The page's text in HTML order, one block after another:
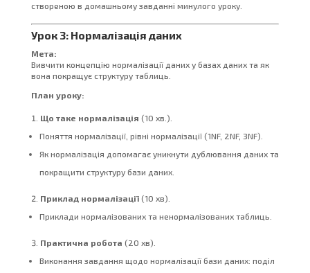
створеною в домашньому завданні минулого уроку.
Урок 3: Нормалізація даних
Мета:
Вивчити концепцію нормалізації даних у базах даних та як
вона покращує структуру таблиць.
План уроку:
Що таке нормалізація (10 хв.).
Поняття нормалізації, рівні нормалізації (1NF, 2NF, 3NF).
Як нормалізація допомагає уникнути дублювання даних та
покращити структуру бази даних.
Приклад нормалізації(10 хв).
Приклади нормалізованих та ненормалізованих таблиць.
Практична робота (20 хв).
Виконання завдання щодо нормалізації бази даних: поділ